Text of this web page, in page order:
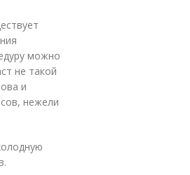
можно
не такой
и
нежели